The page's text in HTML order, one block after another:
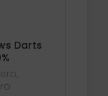
Darts
,